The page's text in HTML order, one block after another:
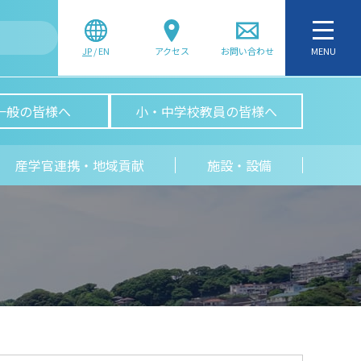
MENU
お問い合わせ
アクセス
JP/EN
般の皆様へ 小・中学校教員の皆様へ
産学官連携・地域貢献 施設・設備